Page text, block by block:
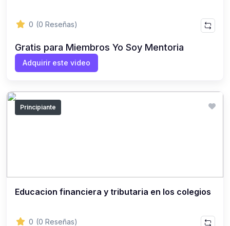
0 (0 Reseñas)
Gratis para Miembros Yo Soy Mentoria
Adquirir este video
Principiante
Educacion financiera y tributaria en los colegios
0 (0 Reseñas)